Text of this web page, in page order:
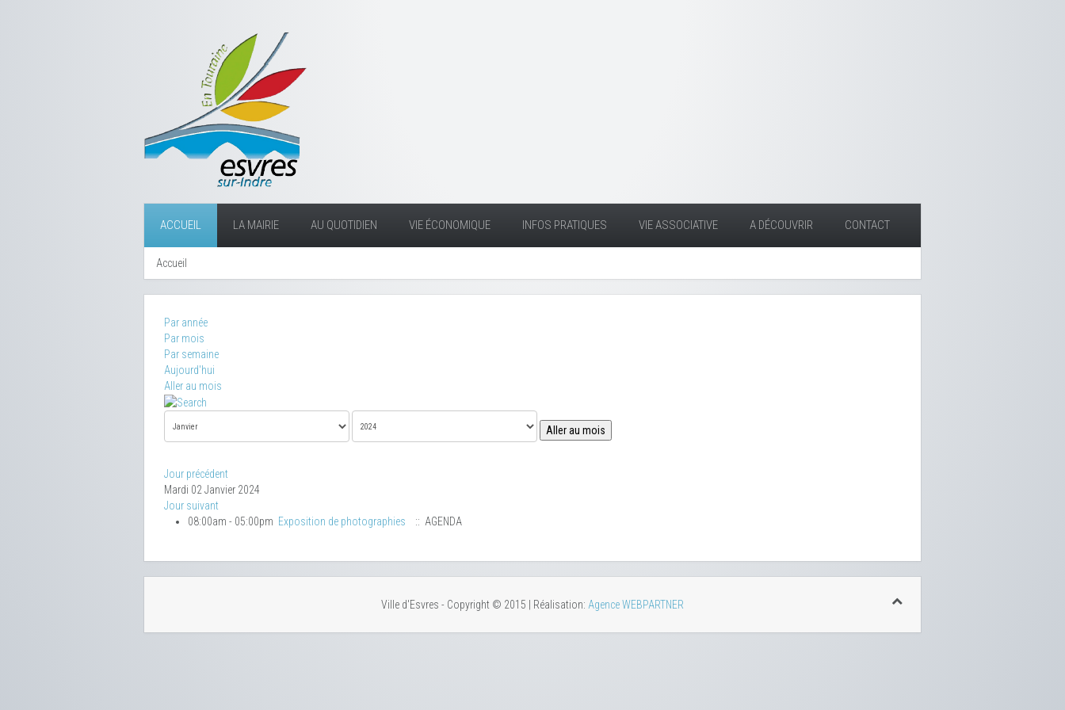
ACCUEIL LA MAIRIE AU QUOTIDIEN VIE ÉCONOMIQUE INFOS PRATIQUES VIE ASSOCIATIVE A DÉCOUVRIR CONTACT
Accueil
Par année
Par mois
Par semaine
Aujourd'hui
Aller au mois
Aller au mois
Jour précédent
Mardi 02 Janvier 2024
Jour suivant
08:00am - 05:00pm Exposition de photographies :: AGENDA
Ville d'Esvres - Copyright © 2015 | Réalisation: Agence WEBPARTNER